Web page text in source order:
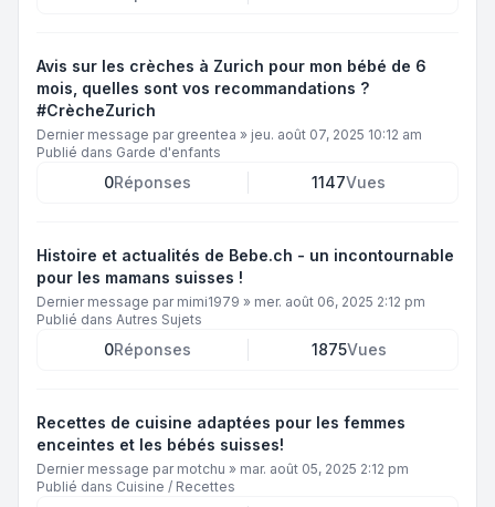
Avis sur les crèches à Zurich pour mon bébé de 6
mois, quelles sont vos recommandations ?
#CrècheZurich
Dernier message par greentea » jeu. août 07, 2025 10:12 am
Publié dans Garde d'enfants
0Réponses 1147Vues
Histoire et actualités de Bebe.ch - un incontournable
pour les mamans suisses !
Dernier message par mimi1979 » mer. août 06, 2025 2:12 pm
Publié dans Autres Sujets
0Réponses 1875Vues
Recettes de cuisine adaptées pour les femmes
enceintes et les bébés suisses!
Dernier message par motchu » mar. août 05, 2025 2:12 pm
Publié dans Cuisine / Recettes